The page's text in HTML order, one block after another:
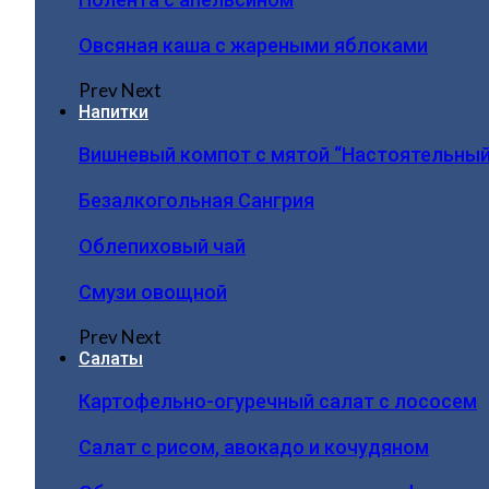
Овсяная каша с жареными яблоками
PrevNext
Напитки
Вишневый компот с мятой
Безалкогольная Сангрия
Облепиховый чай
Смузи овощной
PrevNext
Салаты
Картофельно-огуречный салат с лососем
Салат с рисом, авокадо и кочудяном